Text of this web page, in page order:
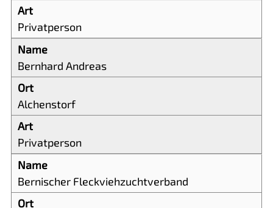
Privatperson
Bernhard Andreas
Alchenstorf
Privatperson
Bernischer Fleckviehzuchtverband